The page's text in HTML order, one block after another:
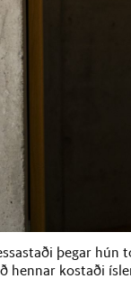
þegar
hennar kostaði